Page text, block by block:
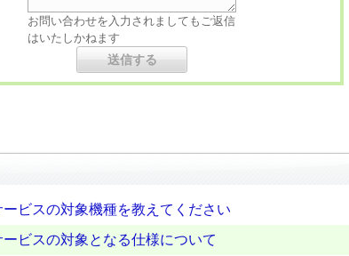
お問い合わせを入力されましてもご返信
はいたしかねます
ビスの対象機種を教えてください
ビスの対象となる仕様について